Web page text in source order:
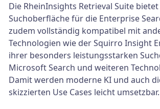
Die RheinInsights Retrieval Suite
Suchoberfläche für die Enterprise
zudem vollständig kompatibel mit
Technologien wie der Squirro Insight
ihrer besonders leistungsstarken
Microsoft Search und weiteren
Damit werden moderne KI und auch
skizzierten Use Cases leicht umsetzbar.